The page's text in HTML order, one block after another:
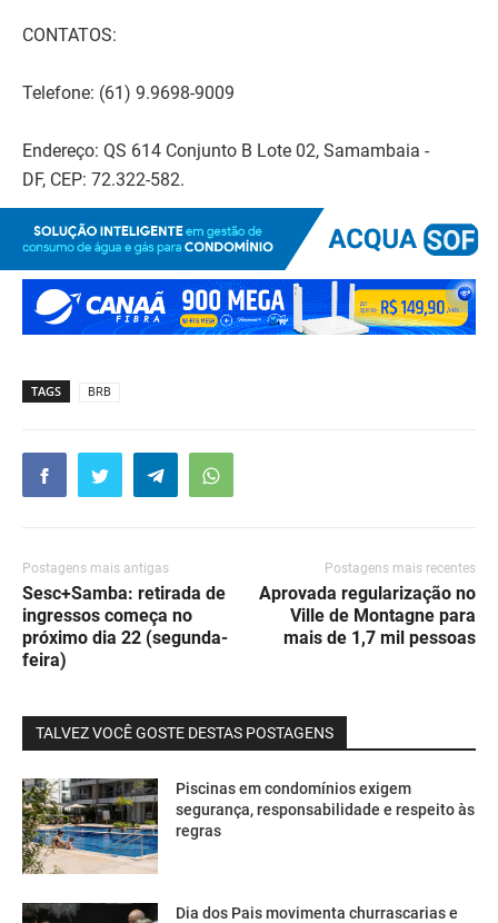
CONTATOS:
Telefone: (61) 9.9698-9009
Endereço: QS 614 Conjunto B Lote 02, Samambaia -
DF, CEP: 72.322-582.
TAGS BRB
Postagens mais antigas
Sesc+Samba: retirada de
ingressos começa no
próximo dia 22 (segunda-
feira)
Postagens mais recentes
Aprovada regularização no
Ville de Montagne para
mais de 1,7 mil pessoas
TALVEZ VOCÊ GOSTE DESTAS POSTAGENS
Piscinas em condomínios exigem
segurança, responsabilidade e respeito às
regras
Dia dos Pais movimenta churrascarias e